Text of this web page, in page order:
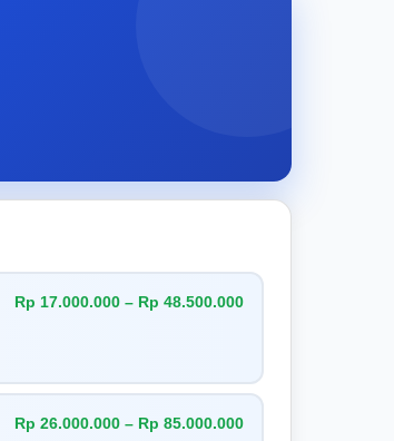
Rp 17.000.000 – Rp 48.500.000
Rp 26.000.000 – Rp 85.000.000